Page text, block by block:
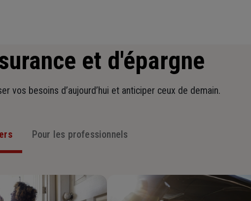
et d'épargne
vos besoins d’aujourd’hui et anticiper ceux de demain.
Pour les professionnels